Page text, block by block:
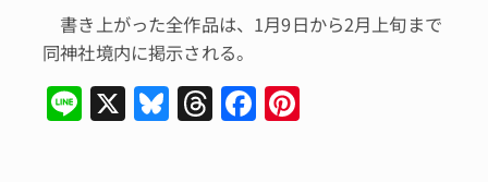
書き上がった全作品は、1月9日から2月上旬まで
同神社境内に掲示される。
Li X Bl T F